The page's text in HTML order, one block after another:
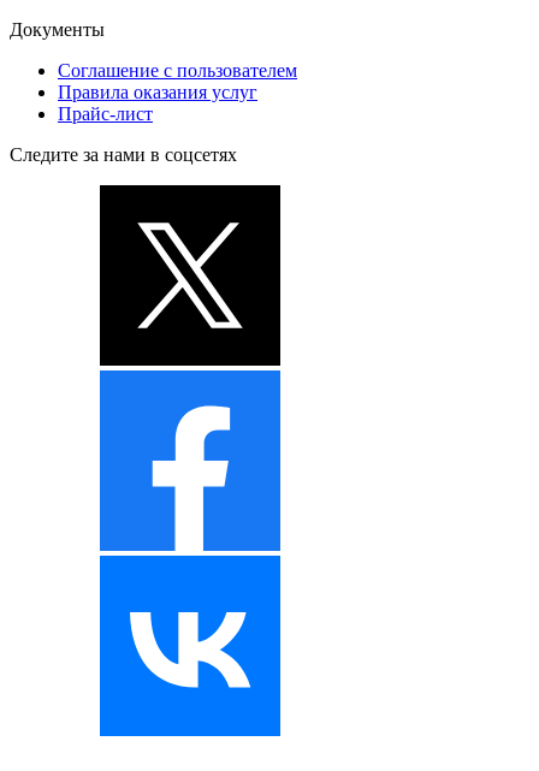
Документы
Соглашение с пользователем
Правила оказания услуг
Прайс-лист
Следите за нами в соцсетях